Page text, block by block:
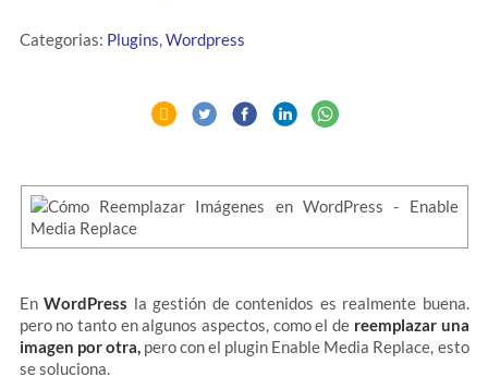
Categorias: Plugins,Wordpress
En WordPress la gestión de contenidos es realmente buena.
pero no tanto en algunos aspectos, como el de reemplazar una
imagen por otra, pero con el plugin Enable Media Replace, esto
se soluciona.